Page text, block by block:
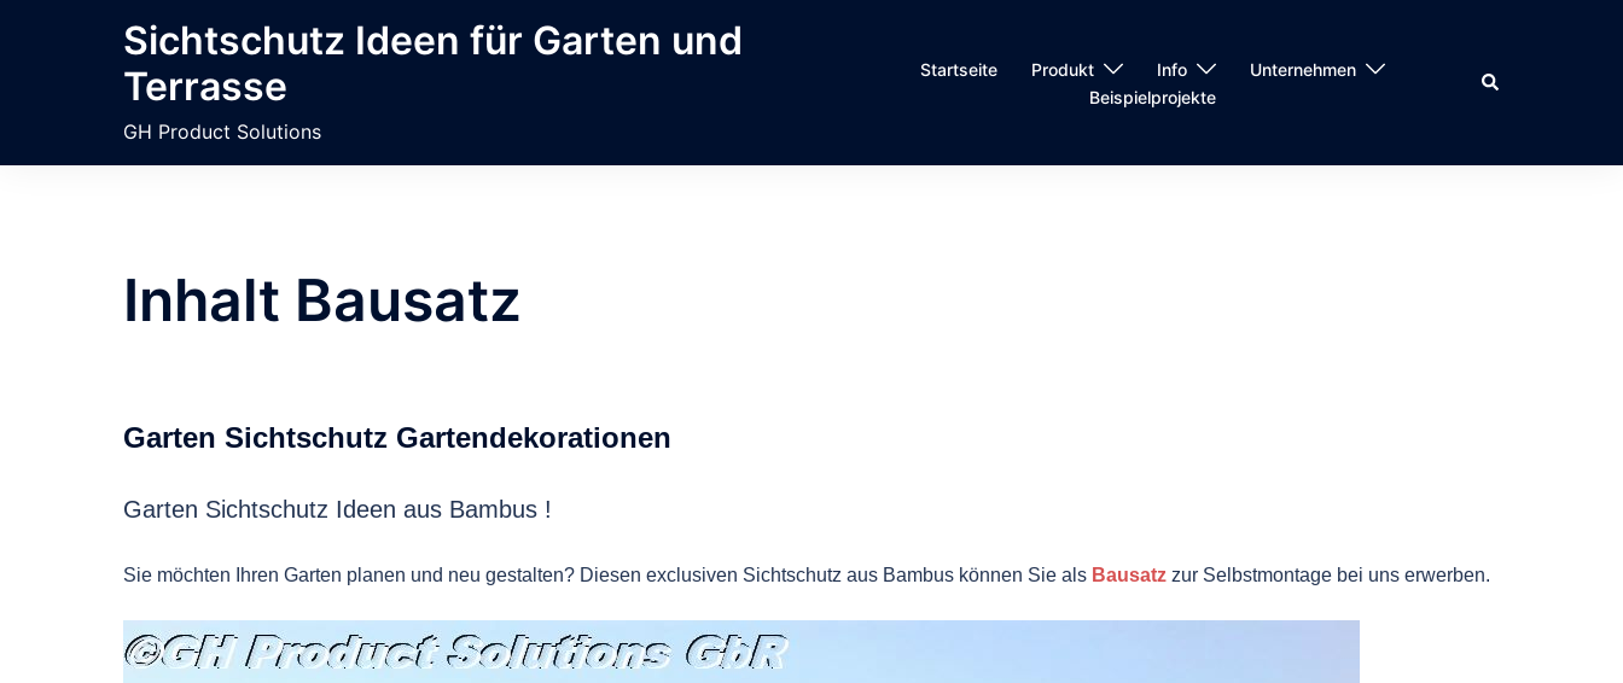
Sichtschutz Ideen für Garten und
Terrasse
GH Product Solutions
Startseite Produkt Info
Unternehmen
Beispielprojekte
Suche
Inhalt Bausatz
Garten Sichtschutz Gartendekorationen
Garten Sichtschutz Ideen aus Bambus !
Sie möchten Ihren Garten planen und neu gestalten? Diesen exclusiven Sichtschutz aus Bambus können Sie als Bausatz zur Selbstmontage bei uns erwerben.